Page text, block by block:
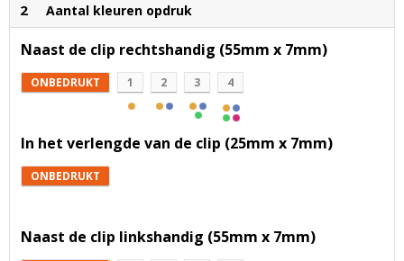
2 Aantal kleuren opdruk
Naast de clip rechtshandig (55mm x 7mm)
ONBEDRUKT 1 2 3 4
In het verlengde van de clip (25mm x 7mm)
ONBEDRUKT
Naast de clip linkshandig (55mm x 7mm)